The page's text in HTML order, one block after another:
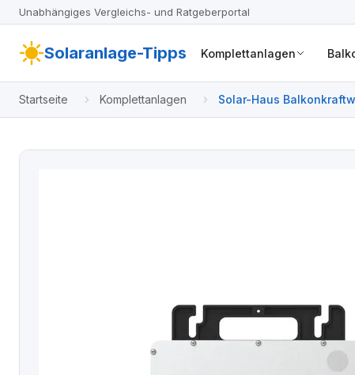
Unabhängiges Vergleichs- und Ratgeberportal
Solaranlage-Tipps Komplettanlagen
Startseite Komplettanlagen Solar-Haus